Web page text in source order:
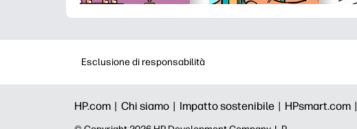
Esclusione di responsabilità
HP.com | Chi siamo | Impatto sostenibile | HPsmart.com |